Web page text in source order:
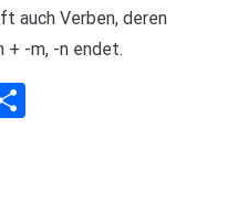
auch Verben, deren
+ -m, -n endet.